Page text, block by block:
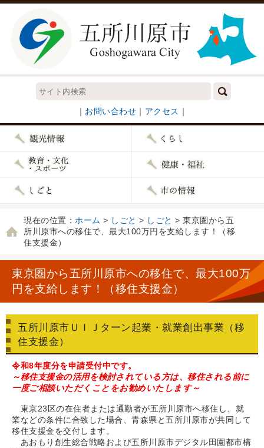
｜ お問い合わせ ｜ アクセス ｜
現在の位置： ホーム > しごと > しごと > 東京圏から五
所川原市への移住で、最大100万円を支給します！（移
住支援金）
東京圏から五所川原市への移住で、最大100万
円を支給します！（移住支援金）
五所川原市ＵＩＪターン起業・就業創出事業（移
住支援金）
令和8年度分を申請受付中です。
～移住支援金の活用を検討されている方は、移住される前に
一度ご相談いただくことをお勧めいたします～
東京23区の在住者または通勤者が五所川原市へ移住し、就
業などの条件に合致した場合、青森県と五所川原市が共同して
移住支援金を交付します。
あおもり創生総合戦略および五所川原市デジタル田園都市構